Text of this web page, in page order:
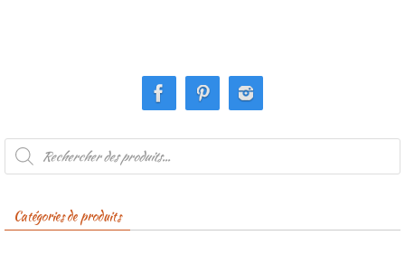
Recherche
produits
Catégories de produits